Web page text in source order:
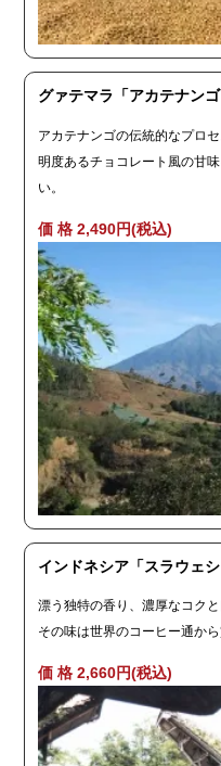
グァテマラ「アカテナン
アカテナンゴの伝統的なプロ
明度あるチョコレート風の甘
い。
価 格 2,490円(税込)
インドネシア「スラウェ
漂う独特の香り、濃厚なコク
その味は世界のコーヒー通か
価 格 2,660円(税込)